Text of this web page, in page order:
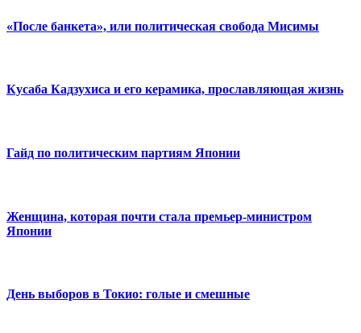
«После банкета», или политическая свобода Мисимы
Кусаба Кадзухиса и его керамика, прославляющая жизнь
Гайд по политическим партиям Японии
Женщина, которая почти стала премьер-министром
Японии
День выборов в Токио: голые и смешные